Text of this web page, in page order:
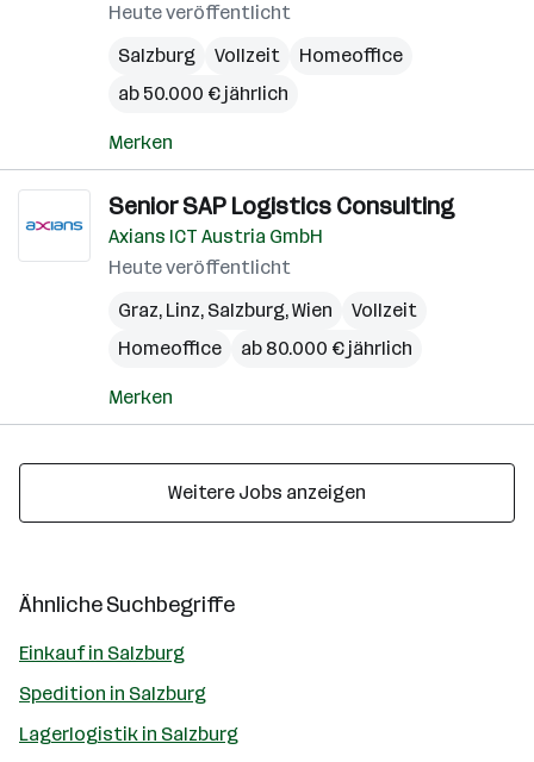
Heute veröffentlicht
Salzburg
Vollzeit
Homeoffice
ab 50.000 € jährlich
Merken
Senior SAP Logistics Consulting
Axians ICT Austria GmbH
Heute veröffentlicht
Graz, Linz, Salzburg,Wien
Vollzeit
Homeoffice
ab 80.000 € jährlich
Merken
Weitere Jobs anzeigen
Ähnliche Suchbegriffe
Einkauf in Salzburg
Spedition in Salzburg
Lagerlogistik in Salzburg